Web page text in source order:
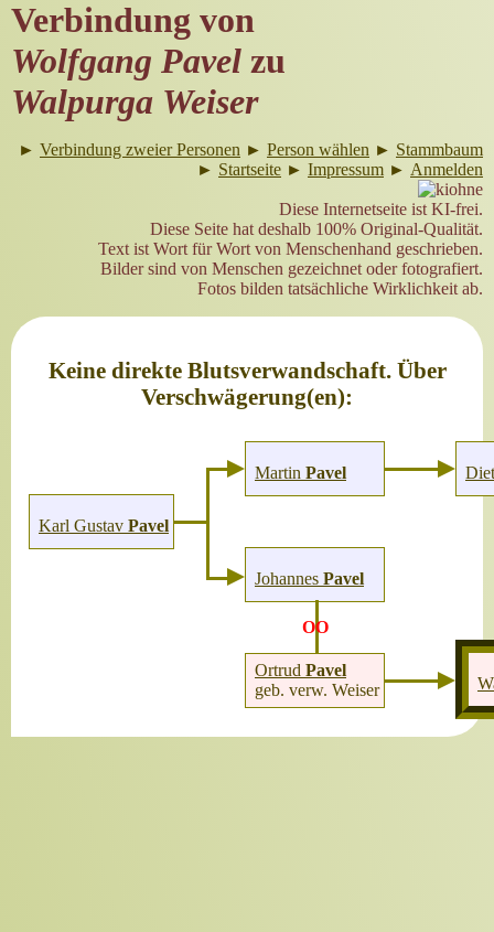
Verbindung von
Wolfgang Pavel zu
Walpurga Weiser
► Verbindung zweier Personen ► Person wählen ► Stammbaum
► Startseite ► Impressum ► Anmelden
Diese Internetseite ist KI-frei.
Diese Seite hat deshalb 100% Original-Qualität.
Text ist Wort für Wort von Menschenhand geschrieben.
Bilder sind von Menschen gezeichnet oder fotografiert.
Fotos bilden tatsächliche Wirklichkeit ab.
Keine direkte Blutsverwandschaft. Über
Verschwägerung(en):
Karl Gustav Pavel
Martin Pavel
Johannes Pavel
OO
Ortrud Pavel
geb. verw. Weiser